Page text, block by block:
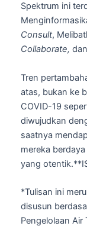
Spektrum ini
Consult,
Collaborate,
Tren
atas, bukan ke
COVID-19
diwujudkan
saatnya
mereka
yang
*Tulisan ini
disusun
Pengelolaan Air